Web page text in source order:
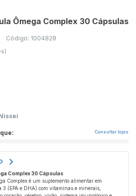
Ômega Complex 30 Cápsulas
Código: 1004828
Consultar lojas
Complex 30 Cápsulas
Complex é um suplemento alimentar em
(EPA e DHA) com vitaminas e minerais,